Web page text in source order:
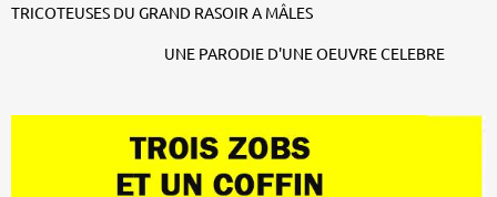
TRICOTEUSES DU GRAND RASOIR A MÂLES
UNE PARODIE D'UNE OEUVRE CELEBRE